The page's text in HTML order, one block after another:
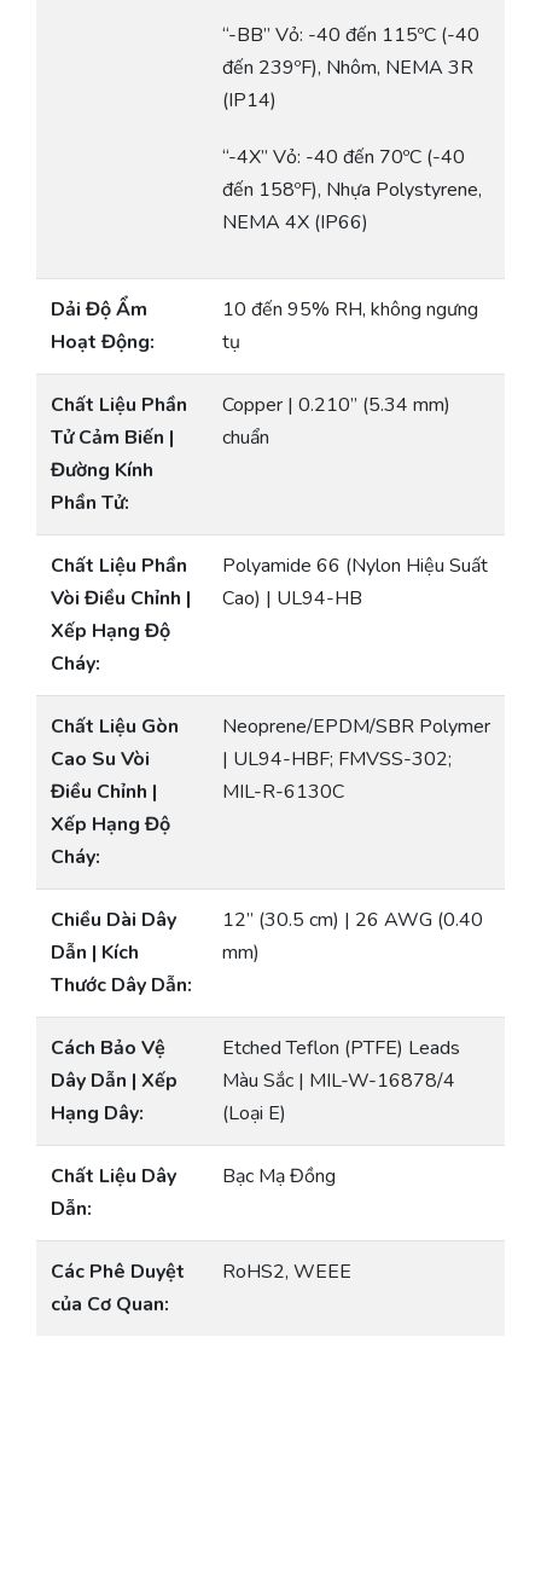
“-BB” Vỏ: -40 đến 115ºC (-40
đến 239ºF), Nhôm, NEMA 3R
(IP14)
“-4X” Vỏ: -40 đến 70ºC (-40
đến 158ºF), Nhựa Polystyrene,
NEMA 4X (IP66)
Dải Độ Ẩm
Hoạt Động:
10 đến 95% RH, không ngưng
tụ
Chất Liệu Phần
Tử Cảm Biến |
Đường Kính
Phần Tử:
Copper | 0.210” (5.34 mm)
chuẩn
Chất Liệu Phần
Vòi Điều Chỉnh |
Xếp Hạng Độ
Cháy:
Polyamide 66 (Nylon Hiệu Suất
Cao) | UL94-HB
Chất Liệu Gòn
Cao Su Vòi
Điều Chỉnh |
Xếp Hạng Độ
Cháy:
Neoprene/EPDM/SBR Polymer
| UL94-HBF; FMVSS-302;
MIL-R-6130C
Chiều Dài Dây
Dẫn | Kích
Thước Dây Dẫn:
12” (30.5 cm) | 26 AWG (0.40
mm)
Cách Bảo Vệ
Dây Dẫn | Xếp
Hạng Dây:
Etched Teflon (PTFE) Leads
Màu Sắc | MIL-W-16878/4
(Loại E)
Chất Liệu Dây
Dẫn:
Bạc Mạ Đồng
Các Phê Duyệt
của Cơ Quan:
RoHS2, WEEE